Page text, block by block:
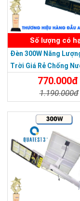
THƯƠNG
Số lượng có
Đèn 300W Năng
Trời Giá Rẻ Chống
Nhôm Đúc770.000đ
1.190.000đ